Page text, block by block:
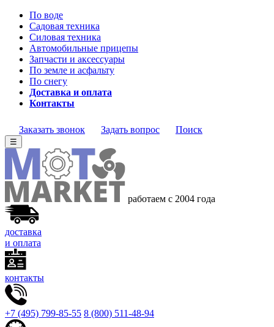
По воде
Садовая техника
Силовая техника
Автомобильные прицепы
Запчасти и аксессуары
По земле и асфальту
По снегу
Доставка и оплата
Контакты
Заказать звонок Задать вопрос Поиск
☰
работаем с 2004 года
доставка
и оплата
контакты
+7 (495) 799-85-55 8 (800) 511-48-94